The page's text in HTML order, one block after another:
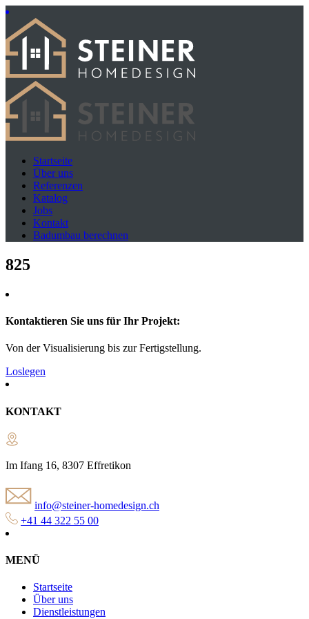
Startseite
Über uns
Referenzen
Katalog
Jobs
Kontakt
Badumbau berechnen
825
Kontaktieren Sie uns für Ihr Projekt:
Von der Visualisierung bis zur Fertigstellung.
Loslegen
KONTAKT
Im Ifang 16, 8307 Effretikon
info@steiner-homedesign.ch
+41 44 322 55 00
MENÜ
Startseite
Über uns
Dienstleistungen